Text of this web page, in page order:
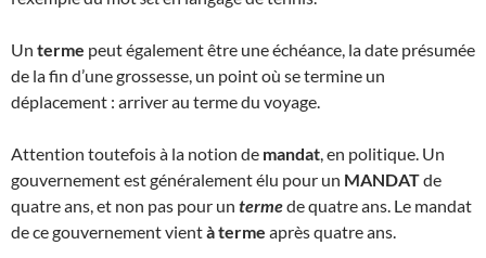
Un terme peut également être une échéance, la date présumée
de la fin d’une grossesse, un point où se termine un
déplacement : arriver au terme du voyage.
Attention toutefois à la notion de mandat , en politique. Un
gouvernement est généralement élu pour un MANDATde
quatre ans, et non pas pour un termede quatre ans. Le mandat
de ce gouvernement vientà terme après quatre ans.